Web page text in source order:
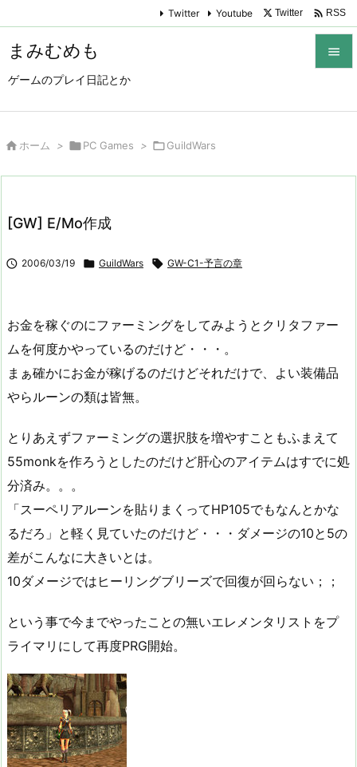
まみむめも
ゲームのプレイ日記とか

Twitter Youtube Twitter  RSS
 ホーム > PC Games > GuildWars
[GW] E/Mo作成
 2006/03/19  GuildWars  GW-C1-予言の章
お金を稼ぐのにファーミングをしてみようとクリタファー
ムを何度かやっているのだけど・・・。
まぁ確かにお金が稼げるのだけどそれだけで、よい装備品
やらルーンの類は皆無。
とりあえずファーミングの選択肢を増やすこともふまえて
55monkを作ろうとしたのだけど肝心のアイテムはすでに処
分済み。。。
「スーペリアルーンを貼りまくってHP105でもなんとかな
るだろ」と軽く見ていたのだけど・・・ダメージの10と5の
差がこんなに大きいとは。
10ダメージではヒーリングブリーズで回復が回らない；；
という事で今までやったことの無いエレメンタリストをプ
ライマリにして再度PRG開始。